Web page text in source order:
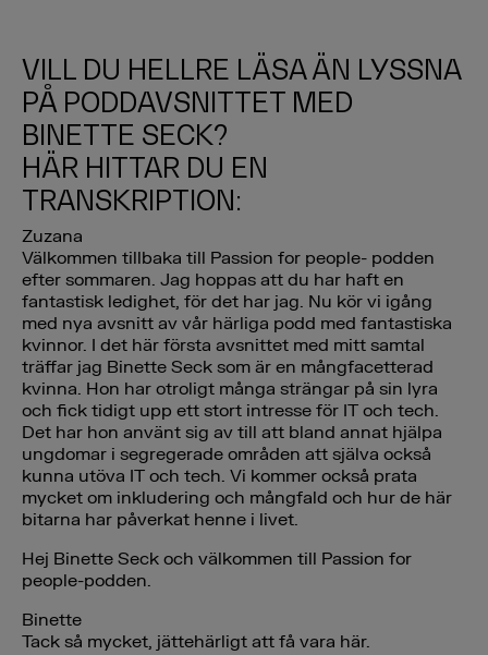
VILL DU HELLRE LÄSA ÄN LYSSNA
PÅ PODDAVSNITTET MED
BINETTE SECK?
HÄR HITTAR DU EN
TRANSKRIPTION:
Zuzana
Välkommen tillbaka till Passion for people- podden
efter sommaren. Jag hoppas att du har haft en
fantastisk ledighet, för det har jag. Nu kör vi igång
med nya avsnitt av vår härliga podd med fantastiska
kvinnor. I det här första avsnittet med mitt samtal
träffar jag Binette Seck som är en mångfacetterad
kvinna. Hon har otroligt många strängar på sin lyra
och fick tidigt upp ett stort intresse för IT och tech.
Det har hon använt sig av till att bland annat hjälpa
ungdomar i segregerade områden att själva också
kunna utöva IT och tech. Vi kommer också prata
mycket om inkludering och mångfald och hur de här
bitarna har påverkat henne i livet.
Hej Binette Seck och välkommen till Passion for
people-podden.
Binette
Tack så mycket, jättehärligt att få vara här.